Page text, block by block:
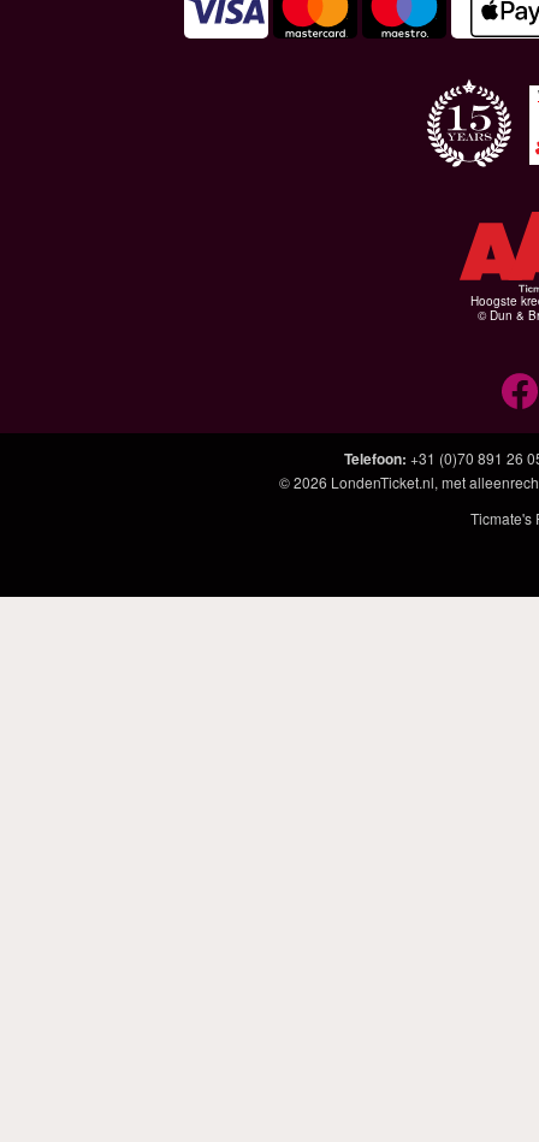
Hoogste
© Dun &
Telefoon: +31 (0)70 891 26
© 2026 LondenTicket.nl, met
Ticmate's